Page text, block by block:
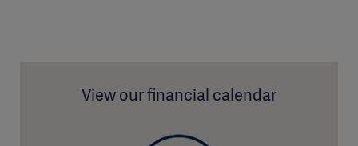
View our financial calendar